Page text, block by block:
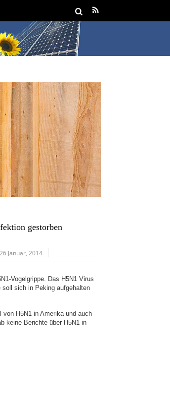
gestorben
Januar, 2014
Vogelgrippe. Das H5N1 Virus
soll sich in Peking aufgehalten
H5N1 in Amerika und auch
keine Berichte über H5N1 in